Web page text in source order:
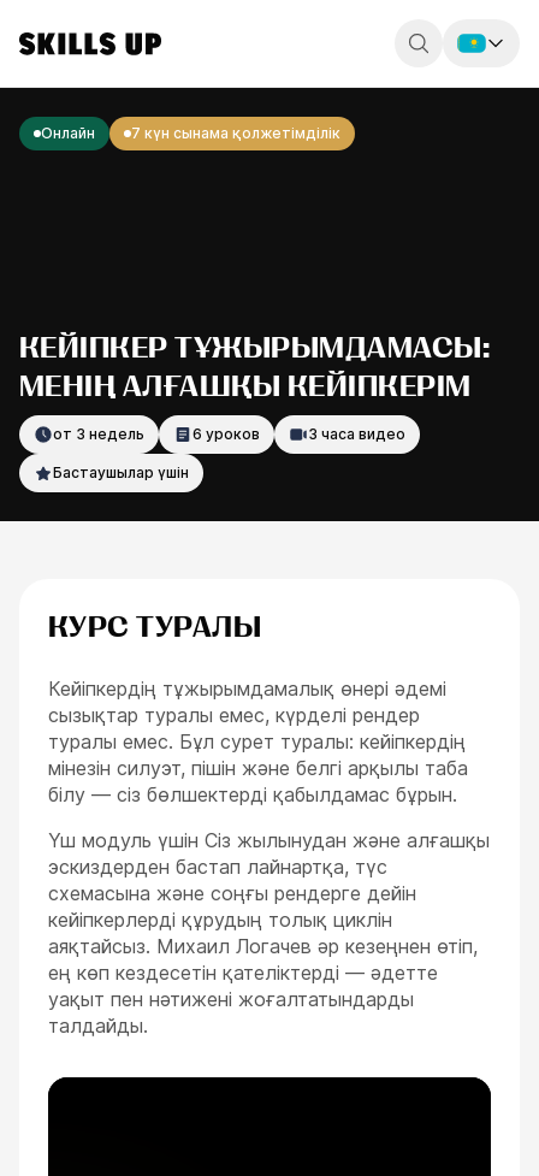
ESC
Онлайн 7 күн сынама қолжетімділік
КЕЙІПКЕР ТҰЖЫРЫМДАМАСЫ:
МЕНІҢ АЛҒАШҚЫ КЕЙІПКЕРІМ
от 3 недель 6 уроков 3 часа видео
Бастаушылар үшін
КУРС ТУРАЛЫ
Кейіпкердің тұжырымдамалық өнері әдемі
сызықтар туралы емес, күрделі рендер
туралы емес. Бұл сурет туралы: кейіпкердің
мінезін силуэт, пішін және белгі арқылы таба
білу — сіз бөлшектерді қабылдамас бұрын.
Үш модуль үшін Сіз жылынудан және алғашқы
эскиздерден бастап лайнартқа, түс
схемасына және соңғы рендерге дейін
кейіпкерлерді құрудың толық циклін
аяқтайсыз. Михаил Логачев әр кезеңнен өтіп,
ең көп кездесетін қателіктерді — әдетте
уақыт пен нәтижені жоғалтатындарды
талдайды.